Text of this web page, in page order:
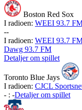
Boston Red Sox
I radioen: WEEI 93.7
--
I radioen: WEEI 93.7
Dawg 93.7 FM
Detaljer om spillet
Toronto Blue Jays
I radioen: CJCL
- : -Detaljer om spillet